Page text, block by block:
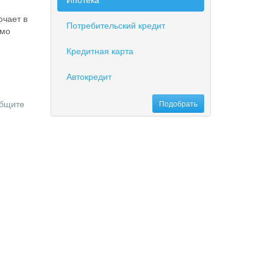
в
Потребительский кредит
Кредитная карта
Автокредит